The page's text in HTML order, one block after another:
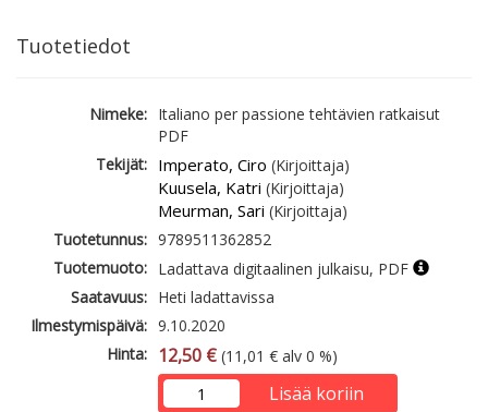
Tuotetiedot
Nimeke: Italiano per passione tehtävien ratkaisut
PDF
Tekijät: Imperato, Ciro (Kirjoittaja)
Kuusela, Katri (Kirjoittaja)
Meurman, Sari (Kirjoittaja)
Tuotetunnus: 9789511362852
Tuotemuoto: Ladattava digitaalinen julkaisu, PDF
Saatavuus: Heti ladattavissa
Ilmestymispäivä: 9.10.2020
Hinta:
12,50 € (11,01 € alv 0 %)
Lisää koriin